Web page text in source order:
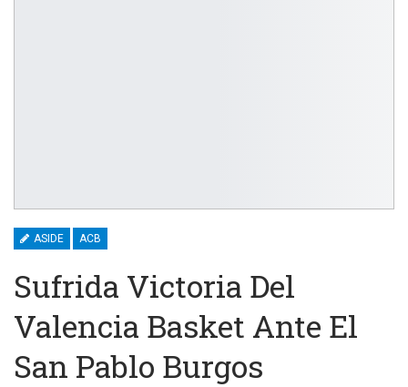
ASIDE ACB
Sufrida Victoria Del
Valencia Basket Ante El
San Pablo Burgos